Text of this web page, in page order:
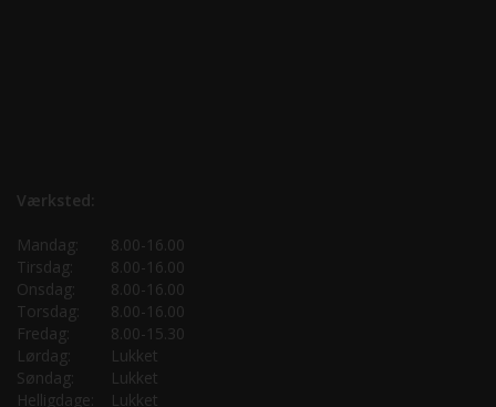
Værksted:
Mandag:
8.00-16.00
Tirsdag:
8.00-16.00
Onsdag:
8.00-16.00
Torsdag:
8.00-16.00
Fredag:
8.00-15.30
Lørdag:
Lukket
Søndag:
Lukket
Helligdage:
Lukket